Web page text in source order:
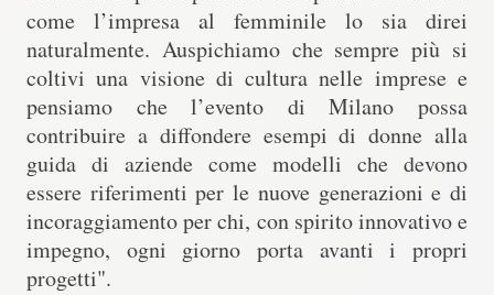
come l’impresa al femminile lo sia direi
naturalmente. Auspichiamo che sempre più si
coltivi una visione di cultura nelle imprese e
pensiamo che l’evento di Milano possa
contribuire a diffondere esempi di donne alla
guida di aziende come modelli che devono
essere riferimenti per le nuove generazioni e di
incoraggiamento per chi, con spirito innovativo e
impegno, ogni giorno porta avanti i propri
progetti".